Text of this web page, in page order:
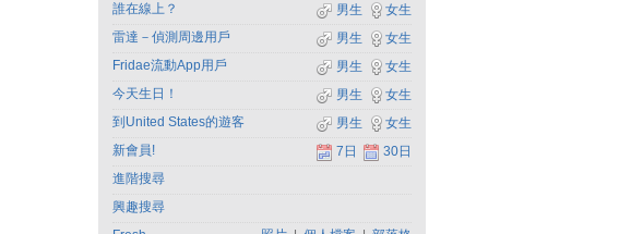
誰在線上？ 女生
男生
雷達－偵測周邊用戶
女生
男生
Fridae流動App用戶
女生
男生
今天生日！
女生
男生
到United States的遊客
女生
男生
新會員!
30日
7日
進階搜尋
興趣搜尋